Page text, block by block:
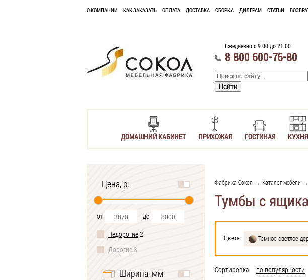
О КОМПАНИИ КАК ЗАКАЗАТЬ ОПЛАТА ДОСТАВКА СБОРКА ДИЛЕРАМ СТАТЬИ
Ежедневно с 9:00 до 21:00
8 800 600-76-80
ДОМАШНИЙ КАБИНЕТ ПРИХОЖАЯ ГОСТИНАЯ КУХНЯ
Цена, р.
от
до
Недорогие2
Дорогие3
Ширина, мм
Фабрика Сокол → Каталог мебели →
Тумбы с
Цвета Темное-cветлое
Сортировка по популярности